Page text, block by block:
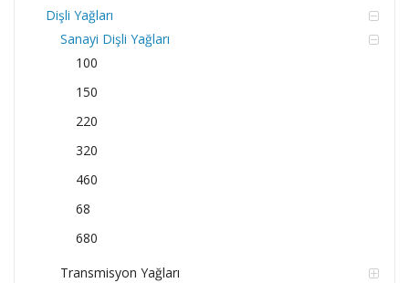
Dişli Yağları
Sanayi Dişli Yağları
100
150
220
320
460
68
680
Transmisyon Yağları